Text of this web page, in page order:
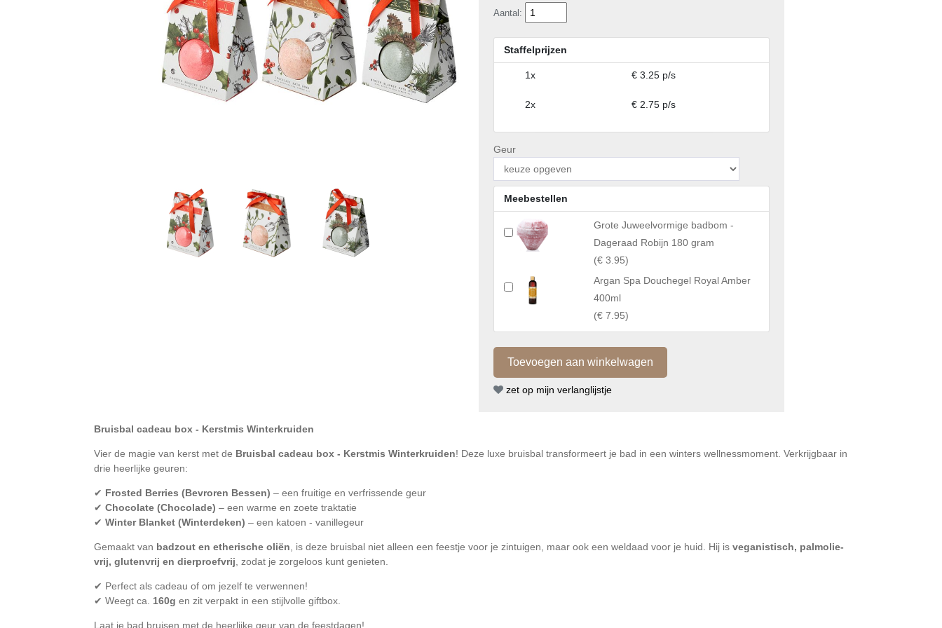
Aantal:
Staffelprijzen
1x € 3.25 p/s
2x € 2.75 p/s
Geur
Meebestellen
Grote Juweelvormige badbom -
Dageraad Robijn 180 gram
(€ 3.95)
Argan Spa Douchegel Royal Amber
400ml
(€ 7.95)
zet op mijn verlanglijstje
Bruisbal cadeau box - Kerstmis Winterkruiden
Vier de magie van kerst met de Bruisbal cadeau box - Kerstmis Winterkruiden! Deze luxe bruisbal transformeert je bad in een winters wellnessmoment. Verkrijgbaar in
drie heerlijke geuren:
✔ Frosted Berries (Bevroren Bessen) – een fruitige en verfrissende geur
✔ Chocolate (Chocolade) – een warme en zoete traktatie
✔ Winter Blanket (Winterdeken) – een katoen - vanillegeur
Gemaakt van badzout en etherische oliën , is deze bruisbal niet alleen een feestje voor je zintuigen, maar ook een weldaad voor je huid. Hij is veganistisch, palmolie-
vrij, glutenvrij en dierproefvrij , zodat je zorgeloos kunt genieten.
✔ Perfect als cadeau of om jezelf te verwennen!
✔ Weegt ca. 160g en zit verpakt in een stijlvolle giftbox.
Laat je bad bruisen met de heerlijke geur van de feestdagen!